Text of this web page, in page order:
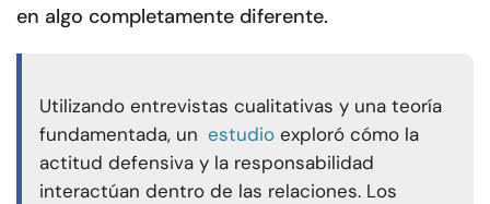
en algo completamente diferente.
Utilizando entrevistas cualitativas y una teoría
fundamentada, un estudio exploró cómo la
actitud defensiva y la responsabilidad
interactúan dentro de las relaciones. Los